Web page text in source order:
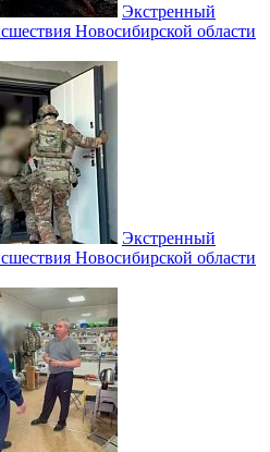
Экстренный
Новосибирской области
Экстренный
Новосибирской области